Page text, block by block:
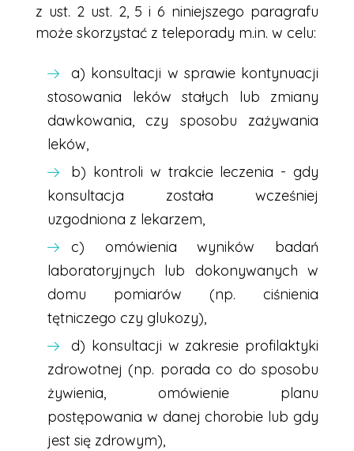
z ust. 2 ust. 2, 5 i 6 niniejszego paragrafu
może skorzystać z teleporady m.in. w celu:
a) konsultacji w sprawie kontynuacji
stosowania leków stałych lub zmiany
dawkowania, czy sposobu zażywania
leków,
b) kontroli w trakcie leczenia - gdy
konsultacja została wcześniej
uzgodniona z lekarzem,
c) omówienia wyników badań
laboratoryjnych lub dokonywanych w
domu pomiarów (np. ciśnienia
tętniczego czy glukozy),
d) konsultacji w zakresie profilaktyki
zdrowotnej (np. porada co do sposobu
żywienia, omówienie planu
postępowania w danej chorobie lub gdy
jest się zdrowym),